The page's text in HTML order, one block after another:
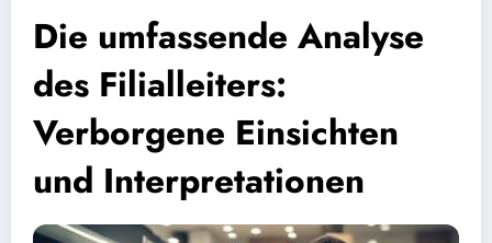
Die umfassende Analyse
des Filialleiters:
Verborgene Einsichten
und Interpretationen